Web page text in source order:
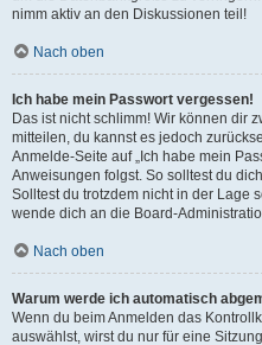
nimm aktiv an den Diskussionen teil!
Nach oben
Ich habe mein Passwort vergessen!
Das ist nicht schlimm! Wir können dir
mitteilen, du kannst es jedoch
Anmelde-Seite auf „Ich habe mein
Anweisungen folgst. So solltest du
Solltest du trotzdem nicht in der Lage
wende dich an die Board-
Nach oben
Warum werde ich automatisch
Wenn du beim Anmelden das
auswählst, wirst du nur für eine